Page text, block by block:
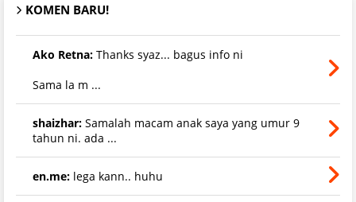
KOMEN BARU!
Ako Retna: Thanks syaz... bagus info ni
Sama la m ...
shaizhar: Samalah macam anak saya yang umur 9
tahun ni. ada ...
en.me: lega kann.. huhu